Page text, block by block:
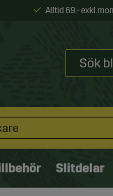
Alltid 69:- exkl.
Slitdelar